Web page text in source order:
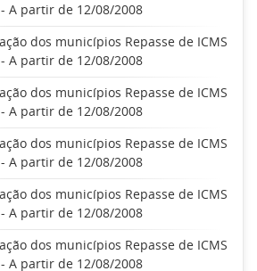
A partir de 12/08/2008
dos municípios Repasse de ICMS
A partir de 12/08/2008
dos municípios Repasse de ICMS
A partir de 12/08/2008
dos municípios Repasse de ICMS
A partir de 12/08/2008
dos municípios Repasse de ICMS
A partir de 12/08/2008
dos municípios Repasse de ICMS
A partir de 12/08/2008